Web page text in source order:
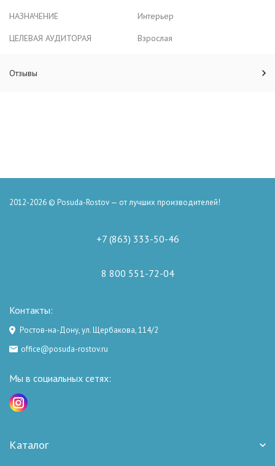
НАЗНАЧЕНИЕ
Интерьер
ЦЕЛЕВАЯ АУДИТОРАЯ
Взрослая
Отзывы
2012-2026 © Posuda-Rostov — от лучших производителей!
+7 (863) 333-50-46
8 800 551-72-04
Контакты:
Ростов-на-Дону, ул. Щербакова, 114/2
office@posuda-rostov.ru
Мы в социальных сетях:
Каталог